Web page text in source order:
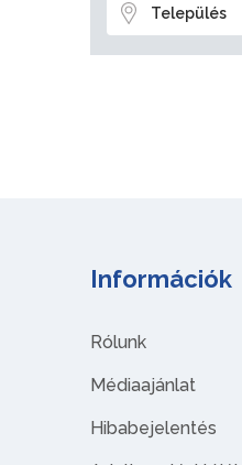
Település
Információk
Rólunk
Médiaajánlat
Hibabejelentés